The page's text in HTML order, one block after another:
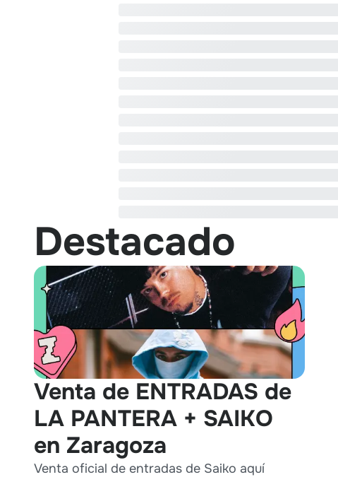
Destacado
Venta de ENTRADAS de
LA PANTERA + SAIKO
en Zaragoza
Venta oficial de entradas de Saiko aquí